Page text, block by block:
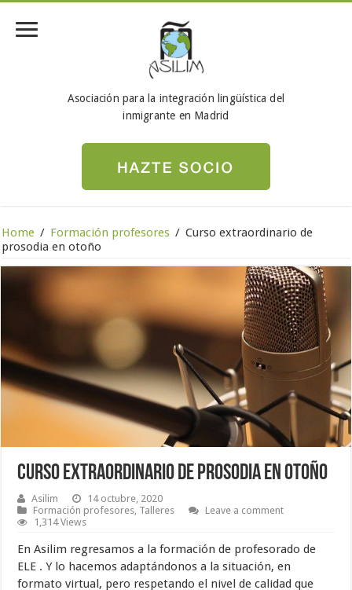
Asociación para la integración lingüística del
inmigrante en Madrid
Home / Formación profesores / Curso extraordinario de
prosodia en otoño
Curso extraordinario de prosodia en otoño
Asilim
14 octubre, 2020
Formación profesores, Talleres
Leave a comment
1,314 Views
En Asilim regresamos a la formación de profesorado de
ELE . Y lo hacemos adaptándonos a la situación, en
formato virtual, pero respetando el nivel de calidad que